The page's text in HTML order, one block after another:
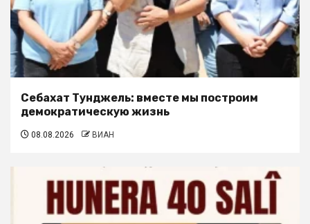
Себахат Тунджель: вместе мы построим
демократическую жизнь
08.08.2026 ВИАН